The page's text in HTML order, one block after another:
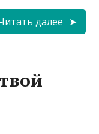
далее